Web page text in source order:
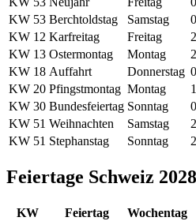
KW 53 Berchtoldstag Samstag
KW 12 Karfreitag Freitag
KW 13 Ostermontag Montag
KW 18 Auffahrt Donnerstag
KW 20 Pfingstmontag Montag
KW 30 Bundesfeiertag Sonntag
KW 51 Weihnachten Samstag
KW 51 Stephanstag Sonntag
Feiertage Schweiz 2028
KW Feiertag Wochentag